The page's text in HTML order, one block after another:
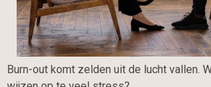
Burn-out komt zelden uit de lucht vallen.